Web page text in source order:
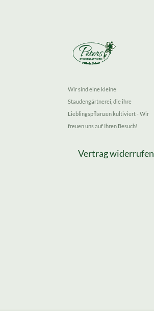
Wir sind eine kleine
Staudengärtnerei, die ihre
Lieblingspflanzen kultiviert - Wir
freuen uns auf Ihren Besuch!
Vertrag widerrufen